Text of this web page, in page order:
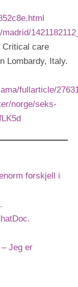
Critical care
Lombardy, Italy.
fullarticle/
norge/seks-
forskjell i
Jeg er